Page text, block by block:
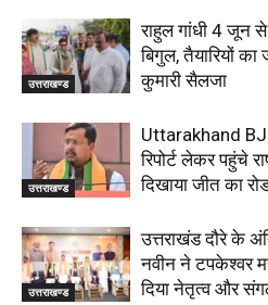
उत्तराखण्ड
राहुल गांधी 4 जून
बिगुल, तैयारियों
कुमारी सैलजा
उत्तराखण्ड
Uttarakhand
रिपोर्ट लेकर पहुंचे
दिखाया जीत का
उत्तराखण्ड
उत्तराखंड दौरे के
नवीन ने टपकेश्वर
दिया नेतृत्व और